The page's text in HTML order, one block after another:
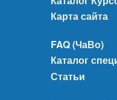
Карта сайта
FAQ (ЧаВо)
Каталог
Статьи